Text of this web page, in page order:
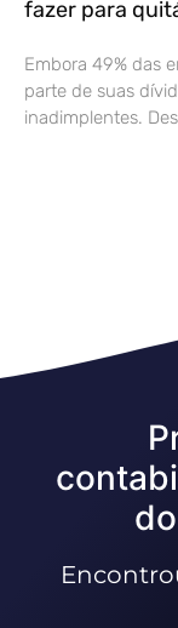
fazer para
Embora 49% das
parte de suas
inadimplentes.